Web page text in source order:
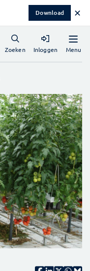
Download ✕
Menu
Zoeken Inloggen